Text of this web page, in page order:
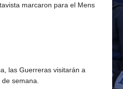
marcaron para el Mens
las Guerreras visitarán a
semana.